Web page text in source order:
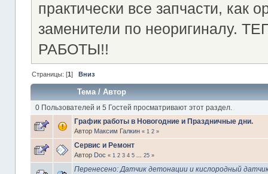
практически все запчасти, как
заменители по
РАБОТЫ!!
Страницы: [1] Вниз
Тема/ Автор
0 Пользователей и 5 Гостей просматривают этот раздел.
График работы в Новогодние и Праздничные дни.
Автор Максим Галкин « 1 2»
Сервис и Ремонт
Автор Doc « 1 2 3 4 5 25»
Перенесено: Датчик детонации и кислородный